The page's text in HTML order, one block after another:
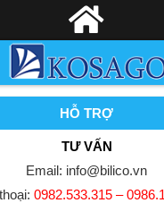
HỖ TRỢ
TƯ VẤN
Email: info@bilico.vn
0982.533.315 –